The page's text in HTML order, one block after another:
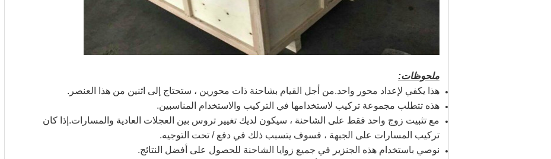
ملحوظات:
هذا يكفي لإعداد محور واحد.من أجل القيام بشاحنة ذات محورين ، ستحتاج إلى اثنين من هذا العنصر.
هذه تتطلب مجموعة تركيب لاستخدامها في التركيب والاستخدام المناسبين.
مع تثبيت زوج واحد فقط على الشاحنة ، سيكون لديك تغيير تروس بين العجلات العادية والمسارات.إذا كان
تركيب المسارات على الجبهة ، فسوف يتسبب ذلك في دفع / تحت التوجيه.
نوصي باستخدام هذه الجنزير في جميع زوايا الشاحنة للحصول على أفضل النتائج.